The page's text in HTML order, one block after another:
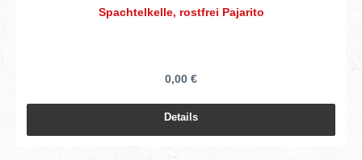
Spachtelkelle, rostfrei Pajarito
0,00 €
Details